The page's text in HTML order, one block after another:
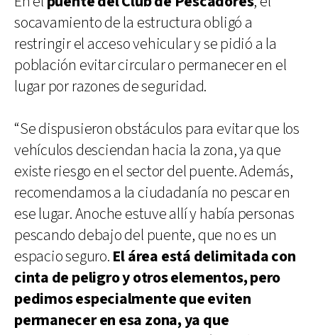
socavamiento de la estructura obligó a
restringir el acceso vehicular y se pidió a la
población evitar circular o permanecer en el
lugar por razones de seguridad.
“Se dispusieron obstáculos para evitar que los
vehículos desciendan hacia la zona, ya que
existe riesgo en el sector del puente. Además,
recomendamos a la ciudadanía no pescar en
ese lugar. Anoche estuve allí y había personas
pescando debajo del puente, que no es un
espacio seguro. El área está delimitada con
cinta de peligro y otros elementos, pero
pedimos especialmente que eviten
permanecer en esa zona, ya que